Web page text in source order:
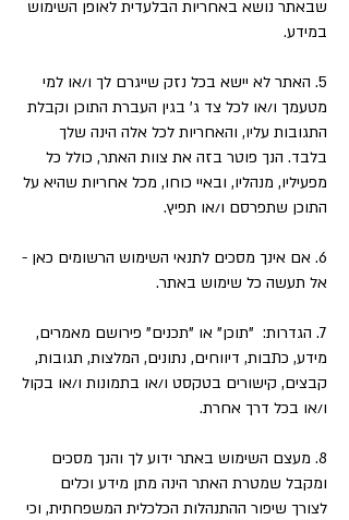
שבאתר נושא באחריות הבלעדית לאופן השימוש
במידע.
5. האתר לא יישא בכל נזק שייגרם לך ו/או למי
מטעמך ו/או לכל צד ג' בגין העברת התוכן וקבלת
התגובות עליו, והאחריות לכל אלה הינה שלך
בלבד. הנך פוטר בזה את צוות האתר, כולל כל
מפעיליו, מנהליו, ובאיי כוחו, מכל אחריות שהיא על
התוכן שתפרסם ו/או תפיץ.
6. אם אינך מסכים לתנאי השימוש הרשומים כאן -
אל תעשה כל שימוש באתר.
7. הגדרות: "תוכן" או "תכנים" פירושם מאמרים,
מידע, כתבות, דיווחים, נתונים, המלצות, תגובות,
קבצים, קישורים בטקסט ו/או בתמונות ו/או בקול
ו/או בכל דרך אחרת.
8. מעצם השימוש באתר ידוע לך והנך מסכים
ומקבל שמטרת האתר הינה מתן מידע וכלים
לצורך שיפור ההתנהלות הכלכלית המשפחתית, וכי